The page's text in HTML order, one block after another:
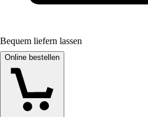
Bequem liefern lassen
Online bestellen